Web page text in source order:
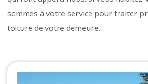
sommes à votre service pour traiter
toiture de votre demeure.